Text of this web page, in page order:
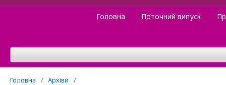
Головна Поточний випуск
Головна / Архіви
/